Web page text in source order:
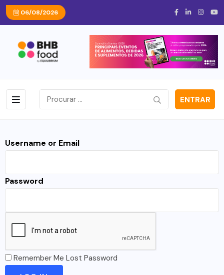
06/08/2026
ENTRAR
Username or Email
Password
Remember Me Lost Password